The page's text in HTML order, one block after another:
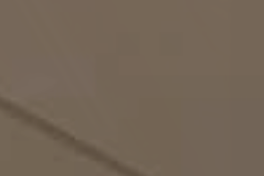
et création
concept